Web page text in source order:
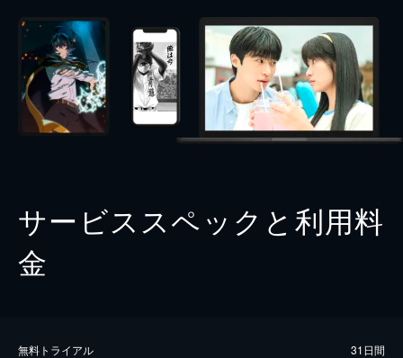
サービススペックと利用料
金
無料トライアル 31日間